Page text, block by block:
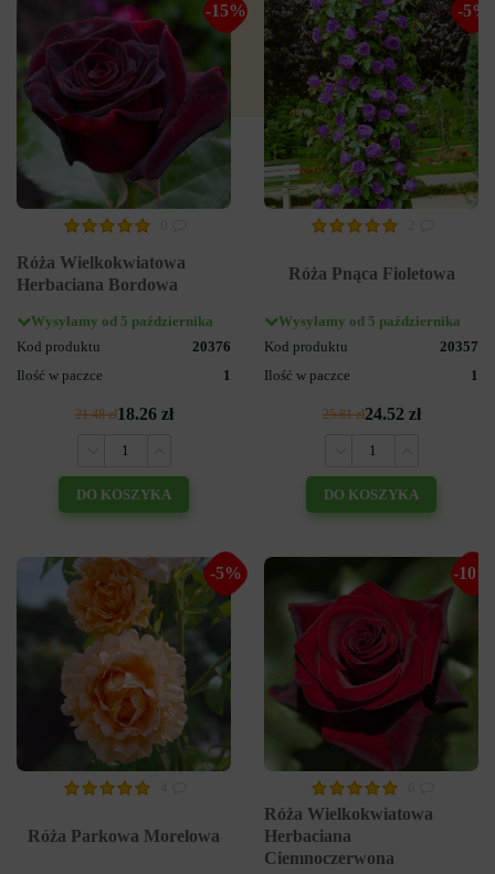
-15%
Róża Wielkokwiatowa
Herbaciana Bordowa
Wysyłamy od 5 października
Kod produktu
20376
Ilość w paczce
1
21.48 zł18.26 zł
DO KOSZYKA
-5%
Róża Pnąca Fioletowa
Wysyłamy od 5 października
Kod produktu
20357
Ilość w paczce
1
25.81 zł24.52 zł
DO KOSZYKA
-5%
Róża Parkowa Morelowa
-10%
Róża Wielkokwiatowa
Herbaciana
Ciemnoczerwona